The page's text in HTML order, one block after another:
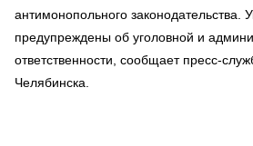
антимонопольного законодательства.
предупреждены об уголовной и
ответственности, сообщает пресс-
Челябинска.